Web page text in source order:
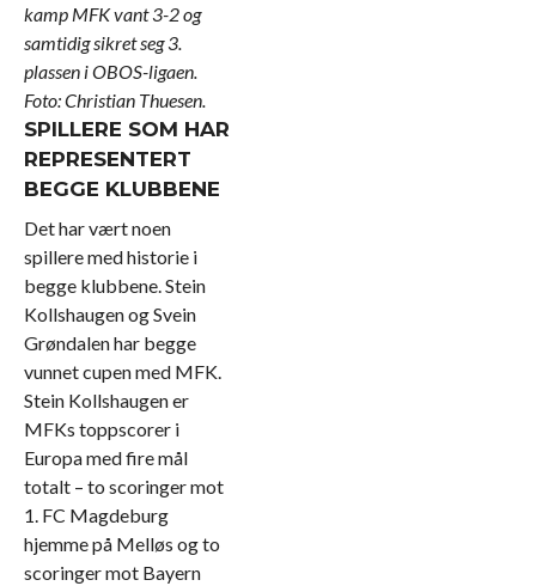
kamp MFK vant 3-2 og
samtidig sikret seg 3.
plassen i OBOS-ligaen.
Foto: Christian Thuesen.
SPILLERE SOM HAR
REPRESENTERT
BEGGE KLUBBENE
Det har vært noen
spillere med historie i
begge klubbene. Stein
Kollshaugen og Svein
Grøndalen har begge
vunnet cupen med MFK.
Stein Kollshaugen er
MFKs toppscorer i
Europa med fire mål
totalt – to scoringer mot
1. FC Magdeburg
hjemme på Melløs og to
scoringer mot Bayern